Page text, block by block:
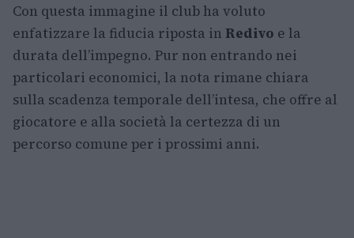
Con questa immagine il club ha voluto
enfatizzare la fiducia riposta in Redivo e la
durata dell’impegno. Pur non entrando nei
particolari economici, la nota rimane chiara
sulla scadenza temporale dell’intesa, che offre al
giocatore e alla società la certezza di un
percorso comune per i prossimi anni.